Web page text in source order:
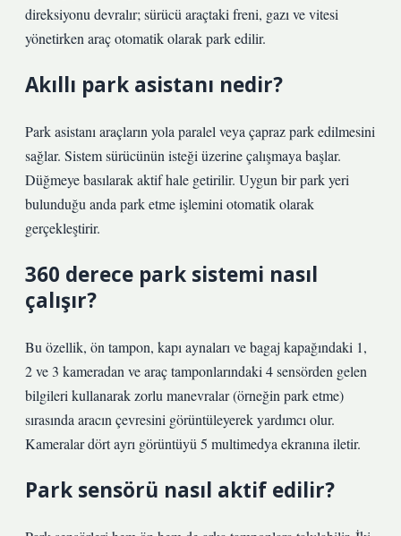
direksiyonu devralır; sürücü araçtaki freni, gazı ve vitesi
yönetirken araç otomatik olarak park edilir.
Akıllı park asistanı nedir?
Park asistanı araçların yola paralel veya çapraz park edilmesini
sağlar. Sistem sürücünün isteği üzerine çalışmaya başlar.
Düğmeye basılarak aktif hale getirilir. Uygun bir park yeri
bulunduğu anda park etme işlemini otomatik olarak
gerçekleştirir.
360 derece park sistemi nasıl
çalışır?
Bu özellik, ön tampon, kapı aynaları ve bagaj kapağındaki 1,
2 ve 3 kameradan ve araç tamponlarındaki 4 sensörden gelen
bilgileri kullanarak zorlu manevralar (örneğin park etme)
sırasında aracın çevresini görüntüleyerek yardımcı olur.
Kameralar dört ayrı görüntüyü 5 multimedya ekranına iletir.
Park sensörü nasıl aktif edilir?